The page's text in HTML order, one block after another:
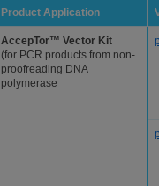
Product Application
AccepTor™ Vector Kit
(for PCR products from non-
proofreading DNA
polymerase